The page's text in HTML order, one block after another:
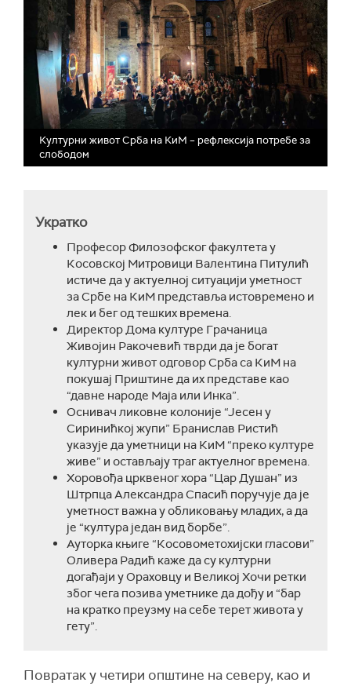
Културни живот Срба на КиМ – рефлексија потребе за
слободом
Укратко
Професор Филозофског факултета у
Косовској Митровици Валентина Питулић
истиче да у актуелној ситуацији уметност
за Србе на КиМ представља истовремено и
лек и бег од тешких времена.
Директор Дома културе Грачаница
Живојин Ракочевић тврди да је богат
културни живот одговор Срба са КиМ на
покушај Приштине да их представе као
“давне народе Маја или Инка”.
Оснивач ликовне колоније “Јесен у
Сиринићкој жупи” Бранислав Ристић
указује да уметници на КиМ “преко културе
живе” и остављају траг актуелног времена.
Хоровођа црквеног хора “Цар Душан” из
Штрпца Александра Спасић поручује да је
уметност важна у обликовању младих, а да
је “култура један вид борбе”.
Ауторка књиге “Косовометохијски гласови”
Оливера Радић каже да су културни
догађаји у Ораховцу и Великој Хочи ретки
због чега позива уметнике да дођу и “бар
на кратко преузму на себе терет живота у
гету”.
Повратак у четири општине на северу, као и